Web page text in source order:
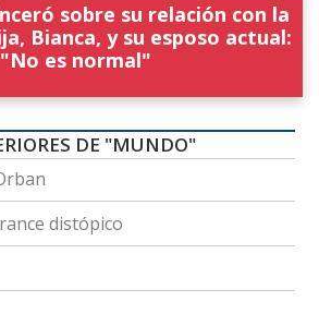
sobre su relación con la
Bianca, y su esposo actual:
"No es normal"
DE "MUNDO"
distópico